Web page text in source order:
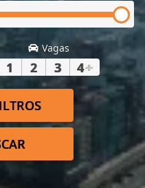
Vagas
1 2 3 4+